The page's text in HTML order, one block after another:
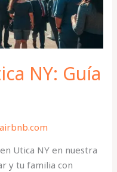
NY: Guía
Utica NY en nuestra
y tu familia con